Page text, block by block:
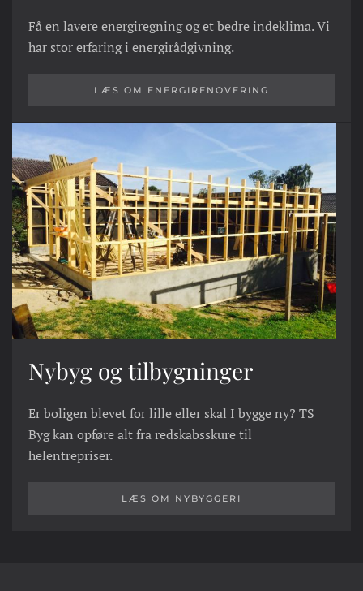
Få en lavere energiregning og et bedre indeklima. Vi
har stor erfaring i energirådgivning.
LÆS OM ENERGIRENOVERING
Nybyg og tilbygninger
Er boligen blevet for lille eller skal I bygge ny? TS
Byg kan opføre alt fra redskabsskure til
helentrepriser.
LÆS OM NYBYGGERI